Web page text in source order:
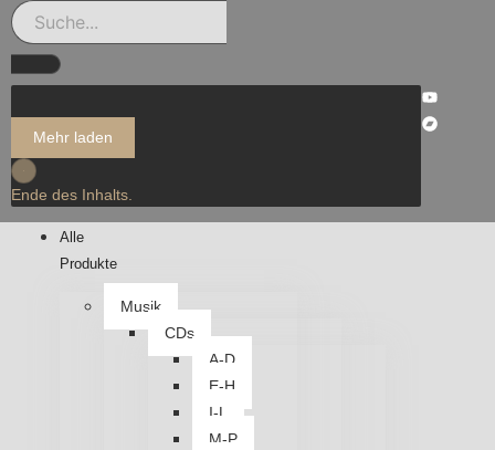
Mehr laden
Ende des Inhalts.
Alle
Produkte
Musik
CDs
A-D
E-H
I-L
M-P